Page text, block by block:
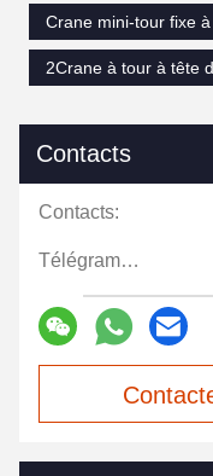
Crane mini-tour fixe
2Crane à tour à tête
Contacts
Contacts:
Télégramme: